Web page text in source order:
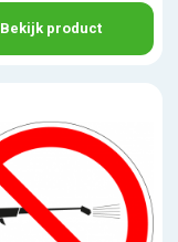
Bekijk product